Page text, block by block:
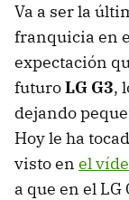
Va a ser la
franquicia en
expectación
futuroLG G3,
dejando
Hoy le ha
visto en el
a que en el